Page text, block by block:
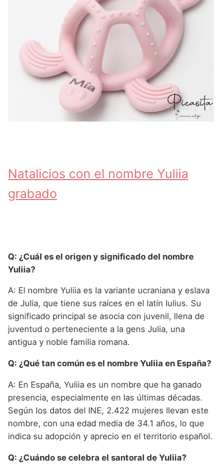
Natalicios con el nombre Yuliia
grabado
Q: ¿Cuál es el origen y significado del nombre
Yuliia?
A: El nombre Yuliia es la variante ucraniana y eslava
de Julia, que tiene sus raíces en el latín Iulius. Su
significado principal se asocia con juvenil, llena de
juventud o perteneciente a la gens Julia, una
antigua y noble familia romana.
Q: ¿Qué tan común es el nombre Yuliia en España?
A: En España, Yuliia es un nombre que ha ganado
presencia, especialmente en las últimas décadas.
Según los datos del INE, 2.422 mujeres llevan este
nombre, con una edad media de 34.1 años, lo que
indica su adopción y aprecio en el territorio español.
Q: ¿Cuándo se celebra el santoral de Yuliia?